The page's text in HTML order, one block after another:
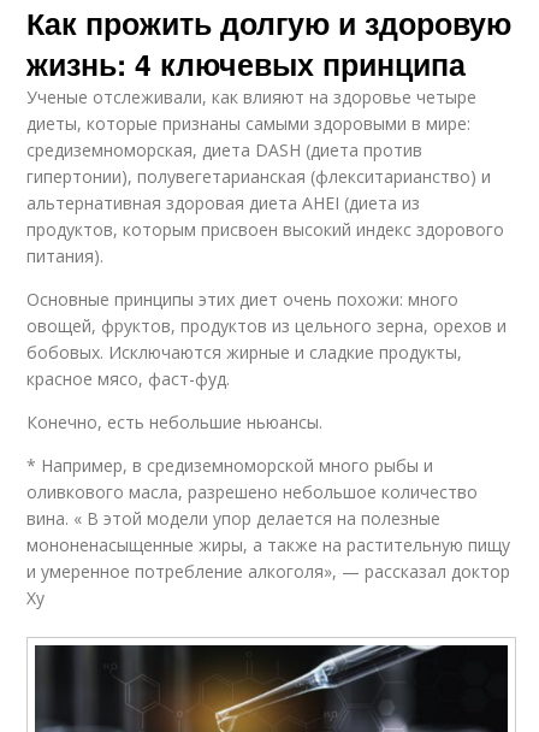
Как прожить долгую и здоровую
жизнь: 4 ключевых принципа
Ученые отслеживали, как влияют на здоровье четыре
диеты, которые признаны самыми здоровыми в мире:
средиземноморская, диета DASH (диета против
гипертонии), полувегетарианская (флекситарианство) и
альтернативная здоровая диета AHEI (диета из
продуктов, которым присвоен высокий индекс здорового
питания).
Основные принципы этих диет очень похожи: много
овощей, фруктов, продуктов из цельного зерна, орехов и
бобовых. Исключаются жирные и сладкие продукты,
красное мясо, фаст-фуд.
Конечно, есть небольшие ньюансы.
* Например, в средиземноморской много рыбы и
оливкового масла, разрешено небольшое количество
вина. « В этой модели упор делается на полезные
мононенасыщенные жиры, а также на растительную пищу
и умеренное потребление алкоголя», — рассказал доктор
Ху